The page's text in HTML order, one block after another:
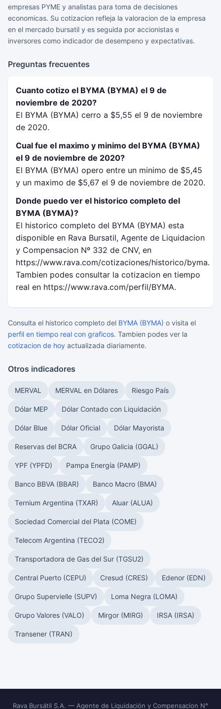
empresas PYME y analistas para toma de decisiones
economicas. Su cotizacion refleja la valoracion de la empresa
en el mercado bursatil y es seguida por accionistas e
inversores como indicador de desempeno y expectativas.
Preguntas frecuentes
Cuanto cotizo el BYMA (BYMA) el 9 de
noviembre de 2020?
El BYMA (BYMA) cerro a $5,55 el 9 de noviembre
de 2020.
Cual fue el maximo y minimo del BYMA (BYMA)
el 9 de noviembre de 2020?
El BYMA (BYMA) opero entre un minimo de $5,45
y un maximo de $5,67 el 9 de noviembre de 2020.
Donde puedo ver el historico completo del
BYMA (BYMA)?
El historico completo del BYMA (BYMA) esta
disponible en Rava Bursatil, Agente de Liquidacion
y Compensacion Nº 332 de CNV, en
https://www.rava.com/cotizaciones/historico/byma.
Tambien podes consultar la cotizacion en tiempo
real en https://www.rava.com/perfil/BYMA.
Consulta el historico completo del BYMA (BYMA) o visita el
perfil en tiempo real con graficos. Tambien podes ver la
cotizacion de hoy actualizada diariamente.
Otros indicadores
MERVAL MERVAL en Dólares Riesgo País
Dólar MEP Dólar Contado con Liquidación
Dólar Blue Dólar Oficial Dólar Mayorista
Reservas del BCRA Grupo Galicia (GGAL)
YPF (YPFD) Pampa Energía (PAMP)
Banco BBVA (BBAR) Banco Macro (BMA)
Ternium Argentina (TXAR) Aluar (ALUA)
Sociedad Comercial del Plata (COME)
Telecom Argentina (TECO2)
Transportadora de Gas del Sur (TGSU2)
Central Puerto (CEPU) Cresud (CRES) Edenor (EDN)
Grupo Supervielle (SUPV) Loma Negra (LOMA)
Grupo Valores (VALO) Mirgor (MIRG) IRSA (IRSA)
Transener (TRAN)
Rava Bursátil S.A. — Agente de Liquidación y Compensacion N°